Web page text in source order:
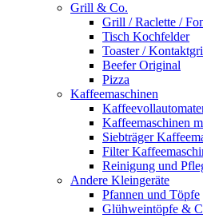
Grill & Co.
Grill / Raclette /
Tisch Kochfelder
Toaster /
Beefer Original
Pizza
Kaffeemaschinen
Kaffeemaschinen
Siebträger
Filter
Reinigung und
Andere Kleingeräte
Pfannen und Töpfe
Glühweintöpfe &